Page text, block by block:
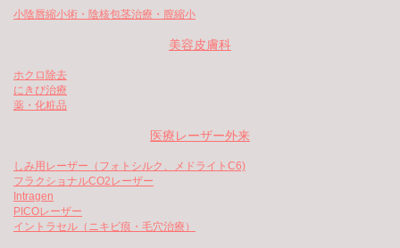
小陰唇縮小術・陰核包茎治療・膣縮小
美容皮膚科
ホクロ除去
にきび治療
薬・化粧品
医療レーザー外来
しみ用レーザー（フォトシルク、メドライトC6)
フラクショナルCO2レーザー
Intragen
PICOレーザー
イントラセル（ニキビ痕・毛穴治療）